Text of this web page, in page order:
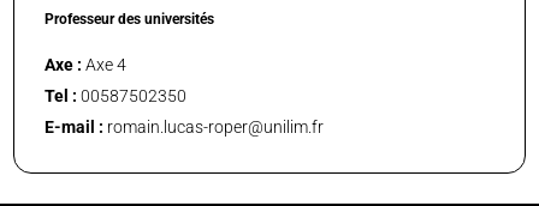
Professeur des universités
Axe :Axe 4
Tel :00587502350
E-mail : romain.lucas-roper@unilim.fr